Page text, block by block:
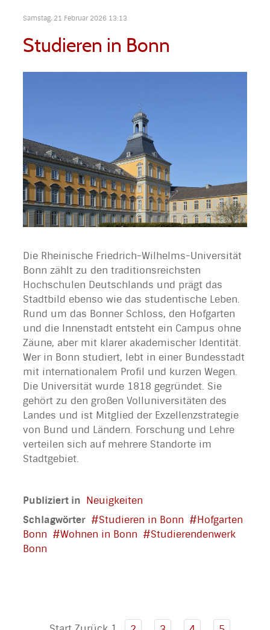
Samstag, 21 Februar 2026 13:13
Studieren in Bonn
Die Rheinische Friedrich-Wilhelms-Universität
Bonn zählt zu den traditionsreichsten
Hochschulen Deutschlands und prägt das
Stadtbild ebenso wie das studentische Leben.
Rund um das Bonner Schloss, den Hofgarten
und die Innenstadt entsteht ein Campus ohne
Zäune, aber mit klarer akademischer Identität.
Wer in Bonn studiert, lebt in einer Bundesstadt
mit internationalem Profil und kurzen Wegen.
Die Universität wurde 1818 gegründet. Sie
gehört zu den großen Volluniversitäten des
Landes und ist Mitglied der Exzellenzstrategie
von Bund und Ländern. Forschung und Lehre
verteilen sich auf mehrere Standorte im
Stadtgebiet.
Publiziert in Neuigkeiten
Schlagwörter
Studieren in Bonn
Hofgarten
Bonn
Wohnen in Bonn
Studierendenwerk
Bonn